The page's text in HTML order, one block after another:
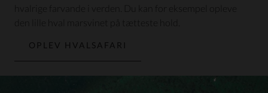
OPLEV HVALSAFARI